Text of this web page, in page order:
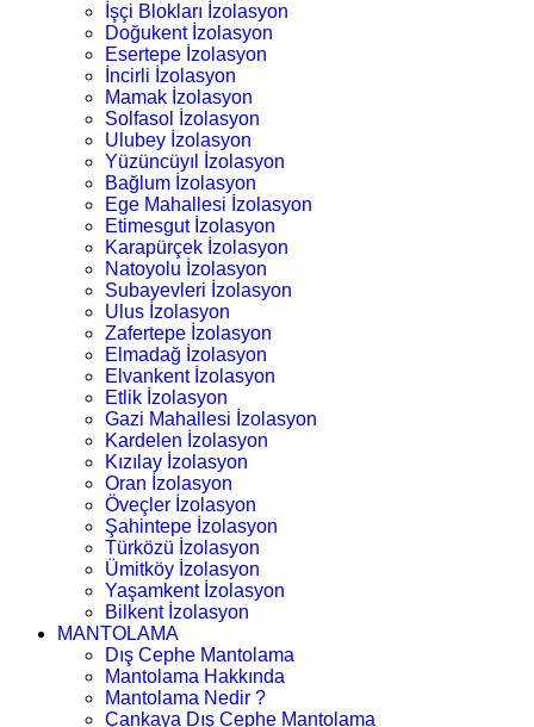
İşçi Blokları İzolasyon
Doğukent İzolasyon
Esertepe İzolasyon
İncirli İzolasyon
Mamak İzolasyon
Solfasol İzolasyon
Ulubey İzolasyon
Yüzüncüyıl İzolasyon
Bağlum İzolasyon
Ege Mahallesi İzolasyon
Etimesgut İzolasyon
Karapürçek İzolasyon
Natoyolu İzolasyon
Subayevleri İzolasyon
Ulus İzolasyon
Zafertepe İzolasyon
Elmadağ İzolasyon
Elvankent İzolasyon
Etlik İzolasyon
Gazi Mahallesi İzolasyon
Kardelen İzolasyon
Kızılay İzolasyon
Oran İzolasyon
Öveçler İzolasyon
Şahintepe İzolasyon
Türközü İzolasyon
Ümitköy İzolasyon
Yaşamkent İzolasyon
Bilkent İzolasyon
MANTOLAMA
Dış Cephe Mantolama
Mantolama Hakkında
Mantolama Nedir ?
Çankaya Dış Cephe Mantolama